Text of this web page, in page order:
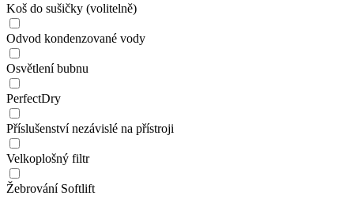
Koš do sušičky (volitelně)
Odvod kondenzované vody
Osvětlení bubnu
PerfectDry
Příslušenství nezávislé na přístroji
Velkoplošný filtr
Žebrování Softlift